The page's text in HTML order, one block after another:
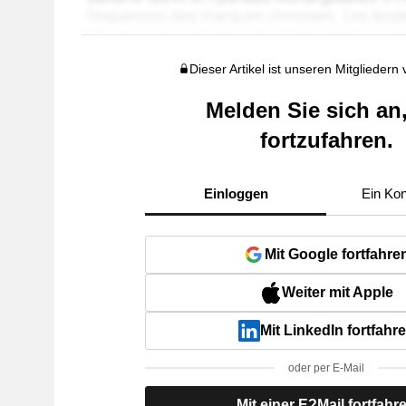
Dieser Artikel ist unseren Mitgliedern
Melden Sie sich
fortzufahren.
Einloggen Ein
Mit Google
Weiter mit Apple
Mit LinkedIn
oder per E-Mail